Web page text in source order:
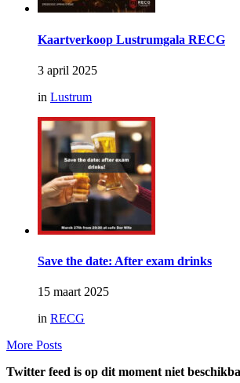
Kaartverkoop Lustrumgala RECG
3 april 2025
in Lustrum
Save the date: After exam drinks
15 maart 2025
in RECG
More Posts
Twitter feed is op dit moment niet